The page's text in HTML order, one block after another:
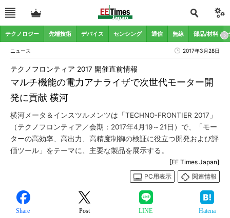
テクノロジー 先端技術 デバイス センシング 通信 無線 部品/材料
ニュース 2017年3月28日
マルチ機能の電力アナライザで次世代モーター開
発に貢献 横河
テクノフロンティア 2017 開催直前情報
横河メータ＆インスツルメンツは「TECHNO-FRONTIER 2017」
（テクノフロンティア／会期：2017年4月19～21日）で、「モー
ターの高効率、高出力、高精度制御の検証に役立つ開発および評
価ツール」をテーマに、主要な製品を展示する。
[EE Times Japan]
PC用表示
関連情報
Share Post LINE Hatena